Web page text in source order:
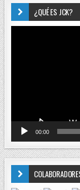
¿QUÉ ES JCK?
00:00